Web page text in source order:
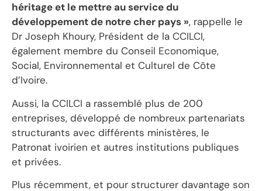
héritage et le mettre au service du
développement de notre cher pays », rappelle le
Dr Joseph Khoury, Président de la CCILCI,
également membre du Conseil Economique,
Social, Environnemental et Culturel de Côte
d’Ivoire.
Aussi, la CCILCI a rassemblé plus de 200
entreprises, développé de nombreux partenariats
structurants avec différents ministères, le
Patronat ivoirien et autres institutions publiques
et privées.
Plus récemment, et pour structurer davantage son